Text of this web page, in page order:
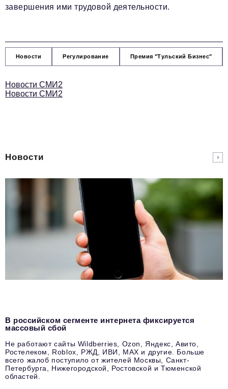
завершения ими трудовой деятельности.
Новости Регулирование Премия "Тульский Бизнес"
Новости СМИ2
Новости СМИ2
Новости
В российском сегменте интернета фиксируется
массовый сбой
Не работают сайты Wildberries, Ozon, Яндекс, Авито,
Ростелеком, Roblox, РЖД, ИВИ, MAX и другие. Больше
всего жалоб поступило от жителей Москвы, Санкт-
Петербурга, Нижегородской, Ростовской и Тюменской
областей.